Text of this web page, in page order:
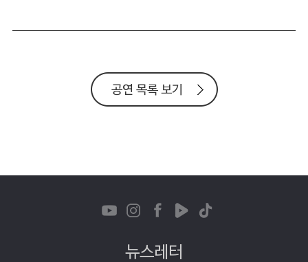
공연 목록 보기
뉴스레터